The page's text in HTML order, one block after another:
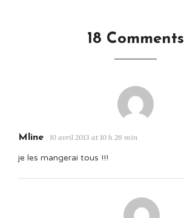
18 Comments
Mline 10 avril 2013 at 10 h 26 min
je les mangerai tous !!!